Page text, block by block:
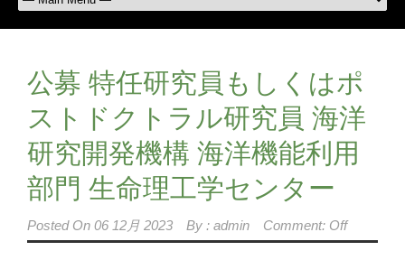
公募 特任研究員もしくはポ
ストドクトラル研究員 海洋
研究開発機構 海洋機能利用
部門 生命理工学センター
Posted On 06 12月 2023 By : admin Comment: Off